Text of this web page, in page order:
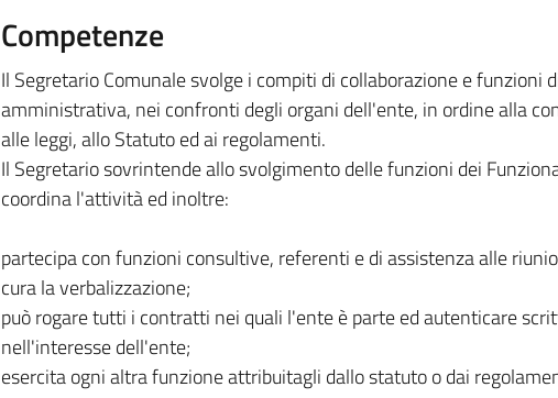
Competenze
Il Segretario Comunale svolge i compiti di collaborazione e funzioni
amministrativa, nei confronti degli organi dell'ente, in ordine alla
alle leggi, allo Statuto ed ai regolamenti.
Il Segretario sovrintende allo svolgimento delle funzioni dei
coordina l'attività ed inoltre:
partecipa con funzioni consultive, referenti e di assistenza alle
cura la verbalizzazione;
può rogare tutti i contratti nei quali l'ente è parte ed autenticare
nell'interesse dell'ente;
esercita ogni altra funzione attribuitagli dallo statuto o dai